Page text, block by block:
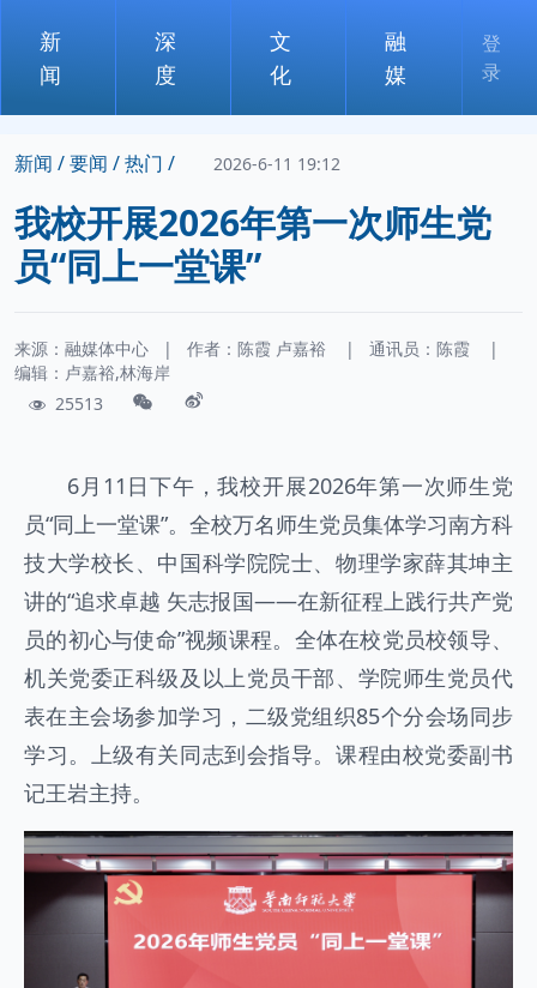
新
闻
深
度
文
化
融
媒
登
录
新闻 /要闻 /热门 / 2026-6-11 19:12
我校开展2026年第一次师生党
员“同上一堂课”
来源：融媒体中心 | 作者： 陈霞 卢嘉裕 | 通讯员： 陈霞
|
编辑：卢嘉裕,林海岸
25513
6月11日下午，我校开展2026年第一次师生党
员“同上一堂课”。全校万名师生党员集体学习南方科
技大学校长、中国科学院院士、物理学家薛其坤主
讲的“追求卓越 矢志报国——在新征程上践行共产党
员的初心与使命”视频课程。全体在校党员校领导、
机关党委正科级及以上党员干部、学院师生党员代
表在主会场参加学习，二级党组织85个分会场同步
学习。上级有关同志到会指导。课程由校党委副书
记王岩主持。